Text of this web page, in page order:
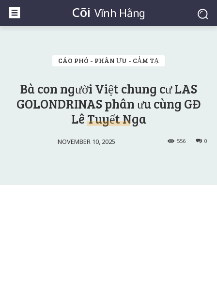
Cõi Vĩnh Hằng
CÁO PHÓ - PHÂN ƯU - CẢM TẠ
Bà con người Việt chung cư LAS
GOLONDRINAS phân ưu cùng GĐ
Lê Tuyết Nga
NOVEMBER 10, 2025 0
556